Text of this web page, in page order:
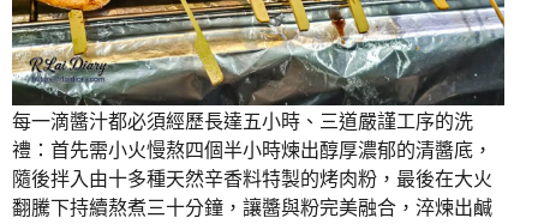
每一滴醬汁都必須經歷長達五小時、三道嚴謹工序的洗
禮：首先需小火慢熬四個半小時煉出醇厚濃郁的清醬底，
隨後拌入由十多種天然辛香料特製的烤肉粉，最後在大火
翻騰下持續熬煮三十分鐘，讓醬與粉完美融合，淬煉出鹹